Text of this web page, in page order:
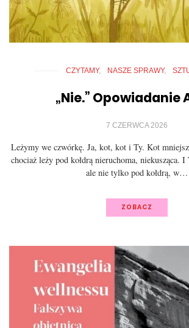
CZYTAMY NASZE SPRAWY
„Nie.” Opowiadanie
7 CZERWCA 2026
Leżymy we czwórkę. Ja, kot, kot i Ty. Kot
chociaż leży pod kołdrą nieruchoma, niekusząca. I
ale nie tylko pod kołdrą, w…
ZOBACZ